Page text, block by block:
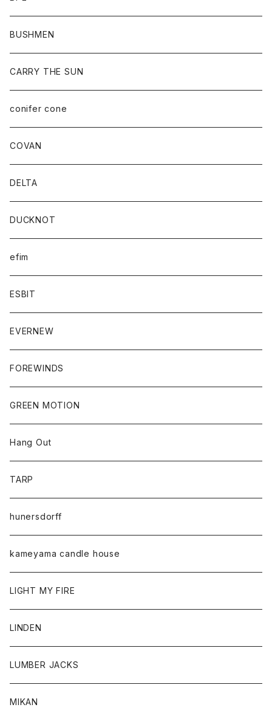
BUSHMEN
CARRY THE SUN
conifer cone
COVAN
DELTA
DUCKNOT
efim
ESBIT
EVERNEW
FOREWINDS
GREEN MOTION
Hang Out
TARP
hunersdorff
kameyama candle house
LIGHT MY FIRE
LINDEN
LUMBER JACKS
MIKAN